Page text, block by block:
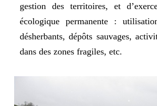
gestion des territoires, et
écologique permanente :
désherbants, dépôts sauvages,
dans des zones fragiles, etc.